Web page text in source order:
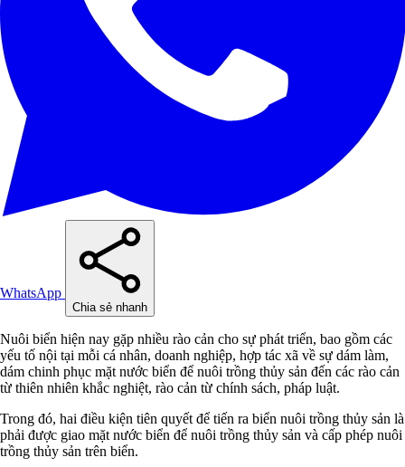
WhatsApp
Chia sẻ nhanh
Nuôi biển hiện nay gặp nhiều rào cản cho sự phát triển, bao gồm các
yếu tố nội tại mỗi cá nhân, doanh nghiệp, hợp tác xã về sự dám làm,
dám chinh phục mặt nước biển để nuôi trồng thủy sản đến các rào cản
từ thiên nhiên khắc nghiệt, rào cản từ chính sách, pháp luật.
Trong đó, hai điều kiện tiên quyết để tiến ra biển nuôi trồng thủy sản là
phải được giao mặt nước biển để nuôi trồng thủy sản và cấp phép nuôi
trồng thủy sản trên biển.